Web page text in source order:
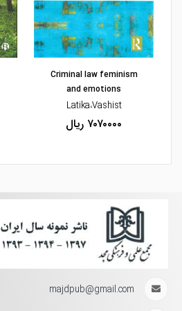
مشاهده و خرید
Criminal law feminism
and emotions
Latika،Vashist
۷۰۷۰۰۰۰ ریال
majdpub@gmail.com